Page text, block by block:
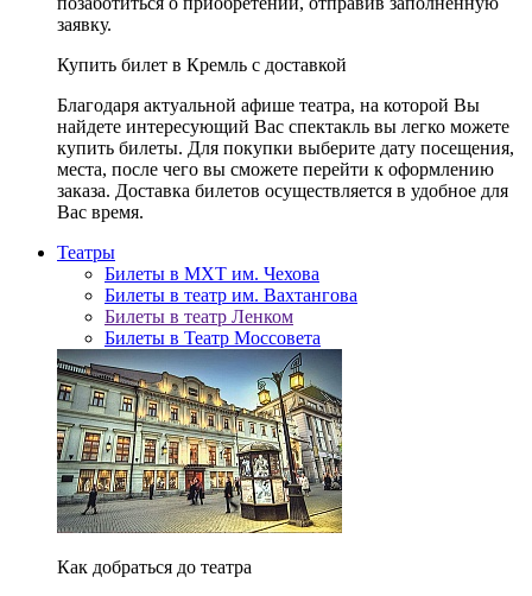
заявку.
Купить билет в Кремль с доставкой
Благодаря актуальной афише театра, на которой Вы
найдете интересующий Вас спектакль вы легко можете
купить билеты. Для покупки выберите дату посещения,
места, после чего вы сможете перейти к оформлению
заказа. Доставка билетов осуществляется в удобное для
Вас время.
Театры
Билеты в МХТ им. Чехова
Билеты в театр им. Вахтангова
Билеты в театр Ленком
Билеты в Театр Моссовета
Как добраться до театра